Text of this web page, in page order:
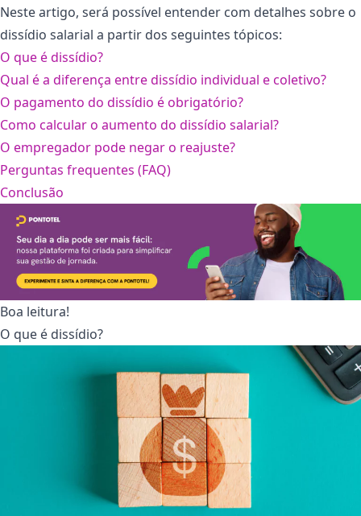
Neste artigo, será possível entender com detalhes sobre o
dissídio salarial a partir dos seguintes tópicos:
O que é dissídio?
Qual é a diferença entre dissídio individual e coletivo?
O pagamento do dissídio é obrigatório?
Como calcular o aumento do dissídio salarial?
O empregador pode negar o reajuste?
Perguntas frequentes (FAQ)
Conclusão
Boa leitura!
O que é dissídio?